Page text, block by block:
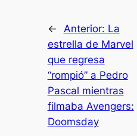
← Anterior: La
estrella de Marvel
que regresa
“rompió” a Pedro
Pascal mientras
filmaba Avengers:
Doomsday